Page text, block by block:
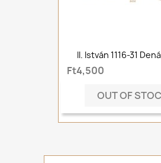
II. István 1116-31
Ft4,500
OUT OF